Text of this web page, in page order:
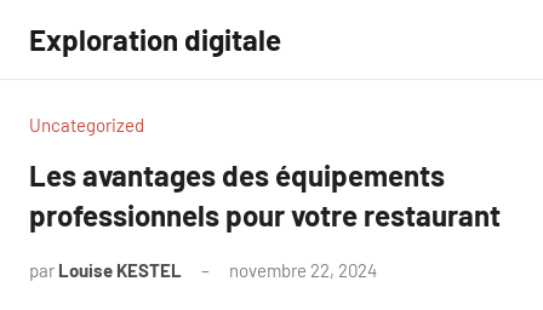
contenu
Exploration digitale
Uncategorized
Les avantages des équipements
professionnels pour votre restaurant
par Louise KESTEL novembre 22, 2024